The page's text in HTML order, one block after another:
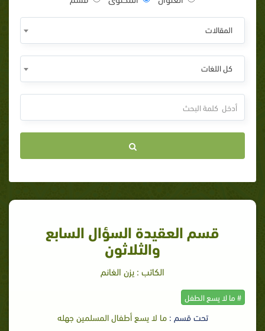
المقالات
كل اللغات
قسم العقيدة السؤال السابع
والثلاثون
الكاتب : يزن الغانم
# ما لا يسع الطفل
تحت قسم :ما لا يسع أطفال المسلمين جهله